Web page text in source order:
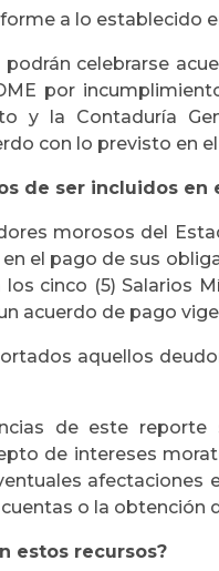
a lo establecido
podrán celebrarse
por
y la Contaduría
con lo previsto en
de ser incluidos
morosos del
el pago de sus
cinco (5) Salarios
acuerdo de pago
aquellos
de este
de intereses
afectaciones
o la obtención
estos recursos?